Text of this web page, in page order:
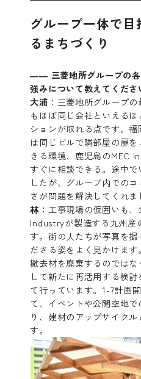
グループ一体で
るまちづくり
―― 三菱地所グループの各
強みについて教えてくださ
大浦 ：三菱地所グループ
もほぼ同じ会社といえる
ションが取れる点です。
は同じビルで隣部屋の扉
きる環境、鹿児島のMEC
すぐに相談できる。途中
したが、グループ内での
さが問題を解決してくれま
林 ：工事現場の仮囲いも
Industryが製造する九州産
す。街の人たちが写真を
ださる姿をよく見かけま
撤去材を廃棄するのでは
して新たに再活用する検
て行っています。1-7計画
て、イベントや公開空地
り、建材のアップサイク
す。